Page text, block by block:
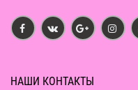
НАШИ КОНТАКТЫ